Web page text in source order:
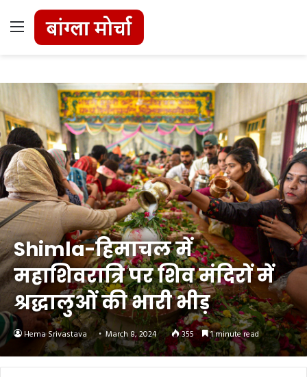
Menu
Shimla-हिमाचल में
महाशिवरात्रि पर शिव मंदिरों में
श्रद्धालुओं की भारी भीड़
Hema Srivastava March 8, 2024 355 1 minute read